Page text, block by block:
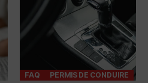
FAQ PERMIS DE CONDUIRE